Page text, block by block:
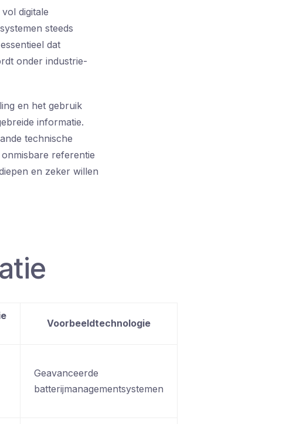
digitale
steeds
dat
onder industrie-
en het gebruik
informatie.
technische
referentie
en zeker willen
Voorbeeldtechnologie
Geavanceerde
batterijmanagementsystemen